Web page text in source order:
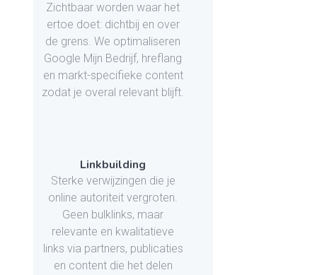
Zichtbaar worden waar het
ertoe doet: dichtbij en over
de grens. We optimaliseren
Google Mijn Bedrijf, hreflang
en markt-specifieke content
zodat je overal relevant blijft.
Linkbuilding
Sterke verwijzingen die je
online autoriteit vergroten.
Geen bulklinks, maar
relevante en kwalitatieve
links via partners, publicaties
en content die het delen